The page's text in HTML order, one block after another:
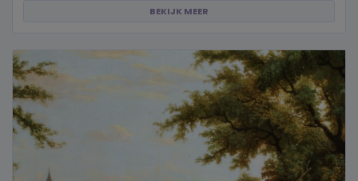
BEKIJK MEER